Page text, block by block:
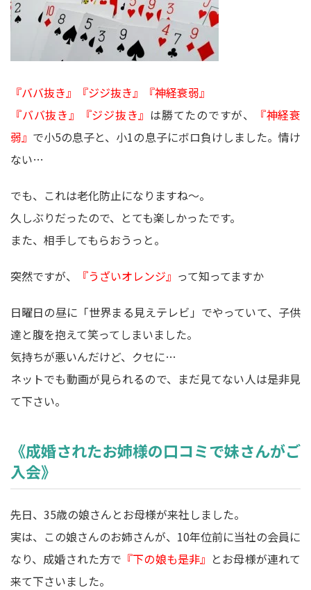
『ババ抜き』『ジジ抜き』『神経衰弱』
『ババ抜き』『ジジ抜き』 は勝てたのですが、
『神経衰
弱』 で小5の息子と、小1の息子にボロ負けしました。情け
ない…
でも、これは老化防止になりますね～。
久しぶりだったので、とても楽しかったです。
また、相手してもらおうっと。
突然ですが、 『うざいオレンジ』 って知ってますか
日曜日の昼に「世界まる見えテレビ」でやっていて、子供
達と腹を抱えて笑ってしまいました。
気持ちが悪いんだけど、クセに…
ネットでも動画が見られるので、まだ見てない人は是非見
て下さい。
《成婚されたお姉様の口コミで妹さんがご
入会》
先日、35歳の娘さんとお母様が来社しました。
実は、この娘さんのお姉さんが、10年位前に当社の会員に
なり、成婚された方で 『下の娘も是非』 とお母様が連れて
来て下さいました。